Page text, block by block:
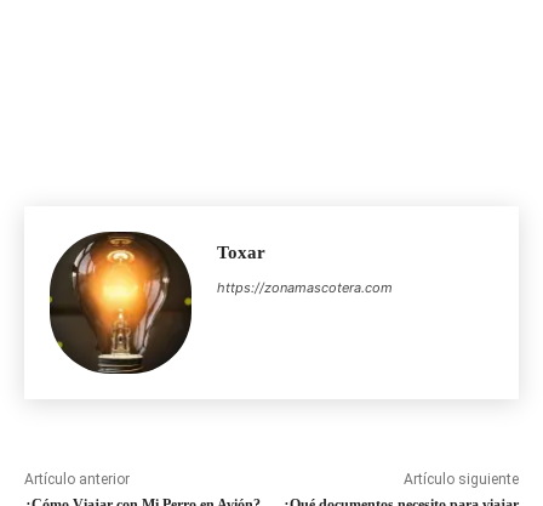
Toxar
https://zonamascotera.com
Artículo anterior
Artículo siguiente